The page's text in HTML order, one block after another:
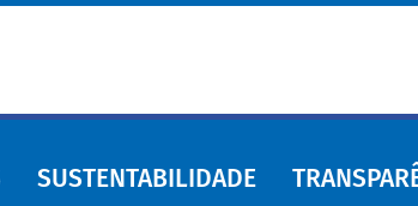
SUSTENTABILIDADE